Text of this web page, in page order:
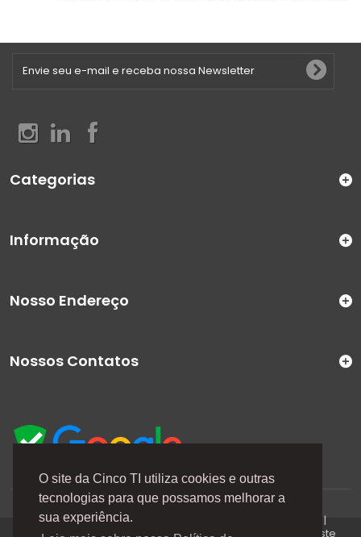
O site da Cinco TI utiliza cookies e outras
tecnologias para que possamos melhorar a
sua experiência.
Categorias
Informação
A Cinco TI (5TI) é uma marca registrada de CINCO TI
COMERCIO E SERVICOS LTDA | CNPJ: 08.307.867/0001-04 |
Todos os direitos reservados. Os preços anunciados neste
Nosso Endereço
Nossos Contatos